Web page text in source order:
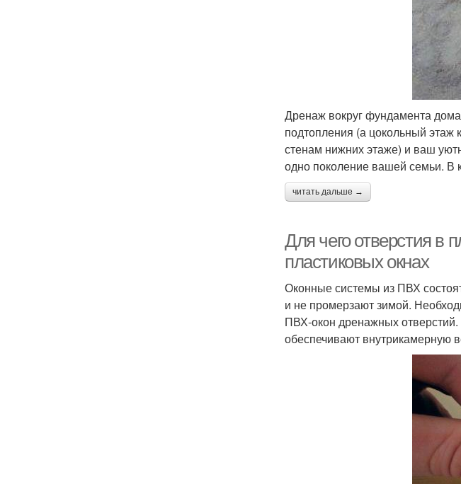
Дренаж вокруг фундамента
подтопления (а цокольный этаж
стенам нижних этаже) и ваш
одно поколение вашей семьи. В
читать дальше →
Для чего отверстия в
пластиковых окнах
Оконные системы из ПВХ
и не промерзают зимой.
ПВХ-окон дренажных
обеспечивают внутрикамерную